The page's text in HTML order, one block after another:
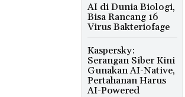
AI di Dunia Biologi,
Bisa Rancang 16
Virus Bakteriofage
Kaspersky:
Serangan Siber Kini
Gunakan AI-Native,
Pertahanan Harus
AI-Powered